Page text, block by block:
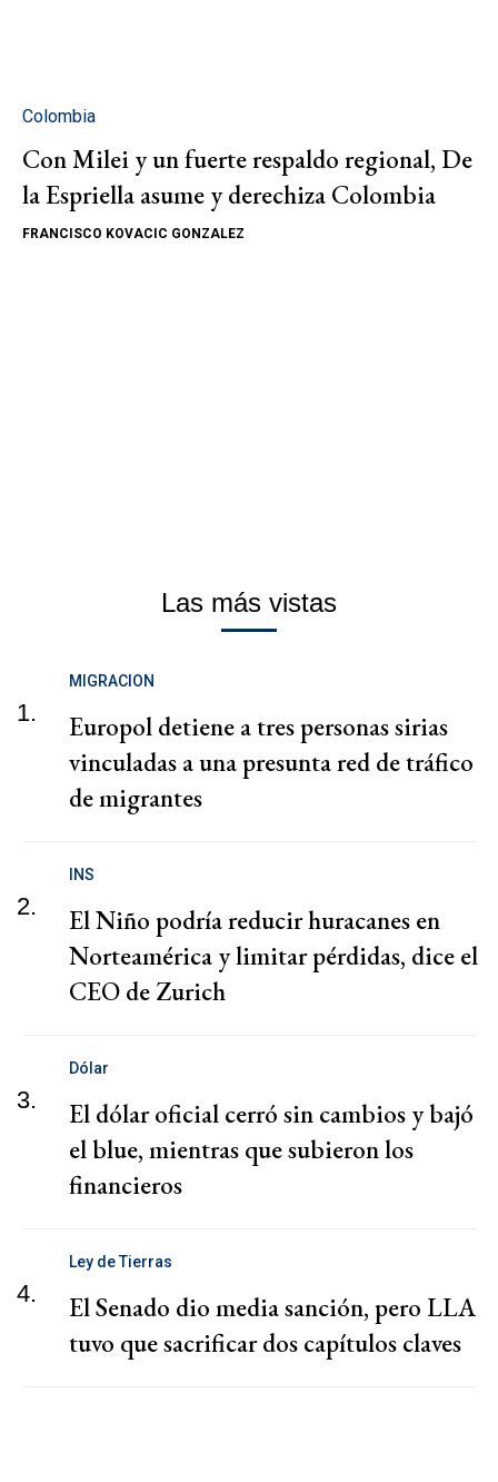
Colombia
Con Milei y un fuerte respaldo regional, De
la Espriella asume y derechiza Colombia
FRANCISCO KOVACIC GONZALEZ
Las más vistas
1.
MIGRACION
Europol detiene a tres personas sirias
vinculadas a una presunta red de tráfico
de migrantes
2.
INS
El Niño podría reducir huracanes en
Norteamérica y limitar pérdidas, dice el
CEO de Zurich
3.
Dólar
El dólar oficial cerró sin cambios y bajó
el blue, mientras que subieron los
financieros
4.
Ley de Tierras
El Senado dio media sanción, pero LLA
tuvo que sacrificar dos capítulos claves